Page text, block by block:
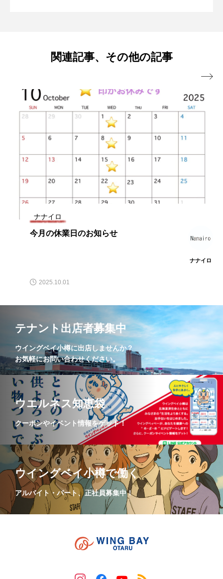
2026.07.02 今月の休業日のお知らせ
2026.06.30 おすすめ浄化アイテム♪
2026.06.27 サマーセールがスタート♪
2026.05.18 ラブラドライトのアイテム色々♪
2026.05.09 プチストーンのネックレス♪
関連記事、その他の記事
ナナイロ
今月の休業日のお知らせ
ナナイロ
2025.10.01

テナント出店者募集中
ウイングベイ小樽に出店しませんか？
お気軽にお問い合わせください。
ウエルネス知恵袋
クーポンやイベント情報をゲット！
ウイングベイ小樽で働く
アルバイト・パート、正社員募集中！